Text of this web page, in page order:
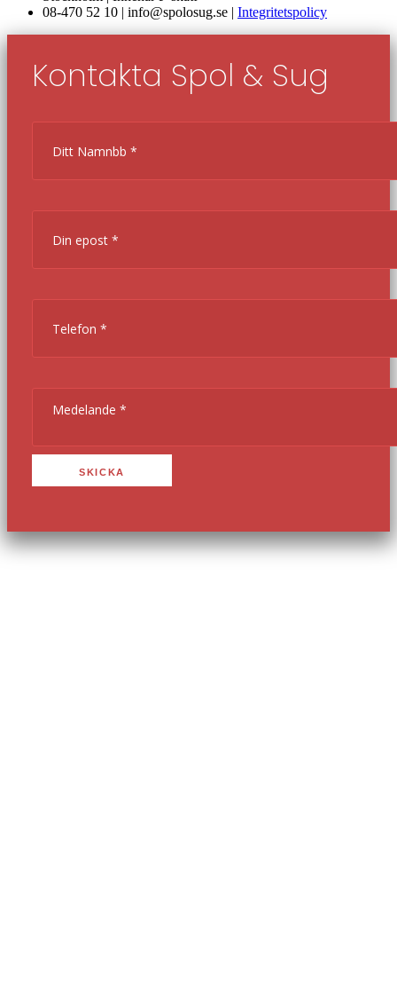
08-470 52 10 | info@spolosug.se | Integritetspolicy
Kontakta Spol & Sug